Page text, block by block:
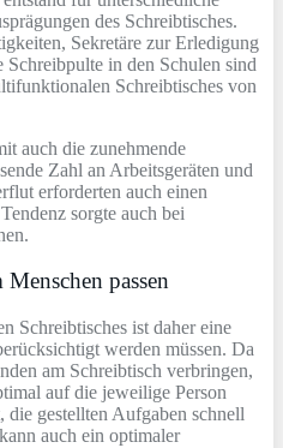
des Schreibtisches.
Sekretäre zur Erledigung
in den Schulen sind
Schreibtisches von
auch die zunehmende
Zahl an Arbeitsgeräten und
erforderten auch einen
sorgte auch bei
passen
Schreibtisches ist daher eine
werden müssen. Da
am Schreibtisch verbringen,
auf die jeweilige Person
die gestellten Aufgaben schnell
auch ein optimaler